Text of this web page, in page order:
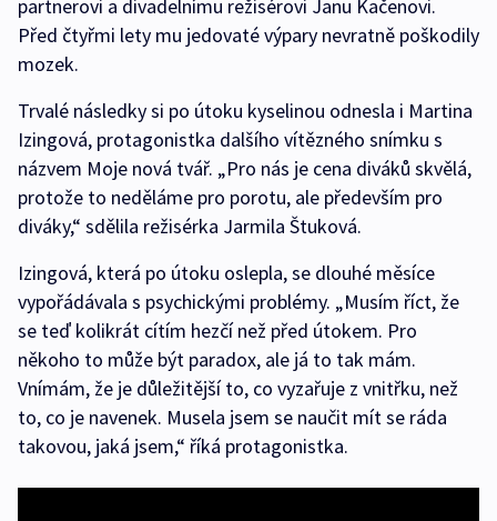
partnerovi a divadelnímu režisérovi Janu Kačenovi.
Před čtyřmi lety mu jedovaté výpary nevratně poškodily
mozek.
Trvalé následky si po útoku kyselinou odnesla i Martina
Izingová, protagonistka dalšího vítězného snímku s
názvem Moje nová tvář. „Pro nás je cena diváků skvělá,
protože to neděláme pro porotu, ale především pro
diváky,“ sdělila režisérka Jarmila Štuková.
Izingová, která po útoku oslepla, se dlouhé měsíce
vypořádávala s psychickými problémy. „Musím říct, že
se teď kolikrát cítím hezčí než před útokem. Pro
někoho to může být paradox, ale já to tak mám.
Vnímám, že je důležitější to, co vyzařuje z vnitřku, než
to, co je navenek. Musela jsem se naučit mít se ráda
takovou, jaká jsem,“ říká protagonistka.